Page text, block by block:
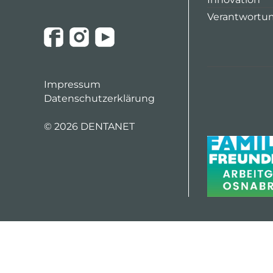
Impressum
Datenschutzerklärung
© 2026 DENTANET